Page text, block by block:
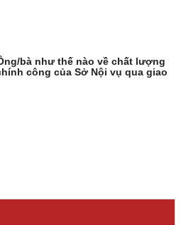
bà như thế nào về chất lượng
công của Sở Nội vụ qua giao
để tiếp nhận vào làm công
2026
của Ban Bí thư